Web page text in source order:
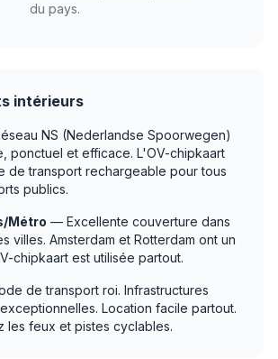
du pays.
intérieurs
NS (Nederlandse Spoorwegen)
ponctuel et efficace. L'OV-chipkaart
de transport rechargeable pour tous
publics.
Métro — Excellente couverture dans
villes. Amsterdam et Rotterdam ont un
chipkaart est utilisée partout.
de transport roi. Infrastructures
Location facile partout.
les feux et pistes cyclables.